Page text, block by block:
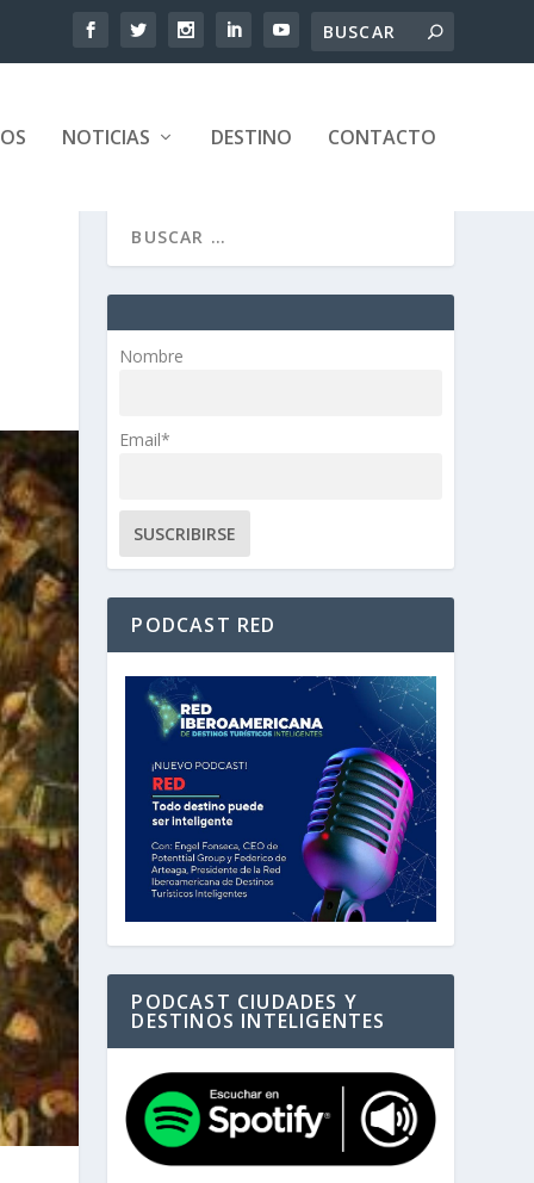
NOTICIAS DESTINO CONTACTO
Nombre
Email*
PODCAST RED
PODCAST CIUDADES Y
DESTINOS INTELIGENTES